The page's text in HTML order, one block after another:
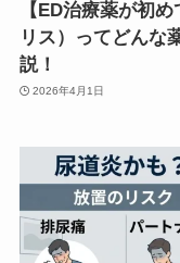
【ED治療薬が初
リス）ってどんな
説！
2026年4月1日